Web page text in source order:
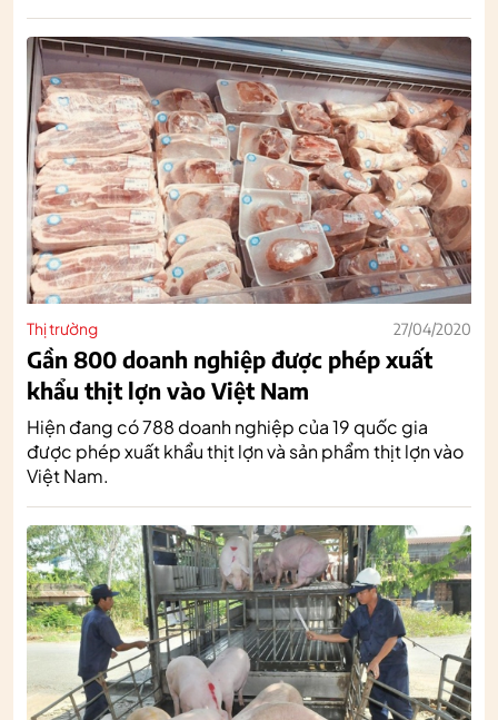
Thị trường 27/04/2020
Gần 800 doanh nghiệp được phép xuất
khẩu thịt lợn vào Việt Nam
Hiện đang có 788 doanh nghiệp của 19 quốc gia
được phép xuất khẩu thịt lợn và sản phẩm thịt lợn vào
Việt Nam.